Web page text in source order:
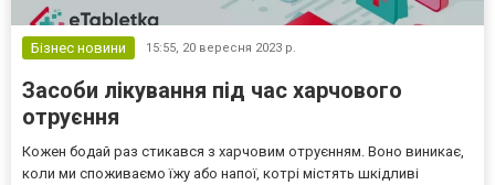
Бізнес новини 15:55, 20 вересня 2023 р.
Засоби лікування під час харчового
отруєння
Кожен бодай раз стикався з харчовим отруєнням. Воно виникає,
коли ми споживаємо їжу або напої, котрі містять шкідливі